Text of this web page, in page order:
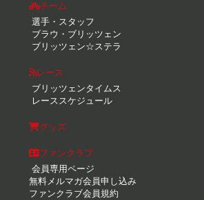
チーム
選手・スタッフ
ブラウ・ブリッツェン
ブリッツェン☆ステラ
レース
ブリッツェンタイムス
レーススケジュール
グッズ
ファンクラブ
会員専用ページ
無料メルマガ会員申し込み
ファンクラブ会員規約